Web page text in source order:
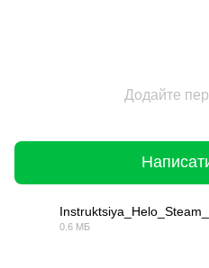
Додайте
0.6 МБ